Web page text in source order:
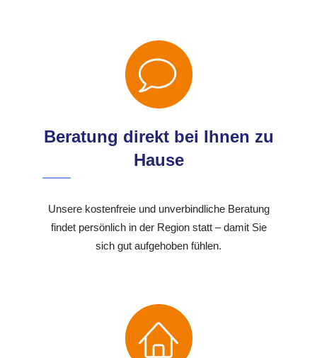
Beratung direkt bei Ihnen zu
Hause
Unsere kostenfreie und unverbindliche Beratung
findet persönlich in der Region statt – damit Sie
sich gut aufgehoben fühlen.